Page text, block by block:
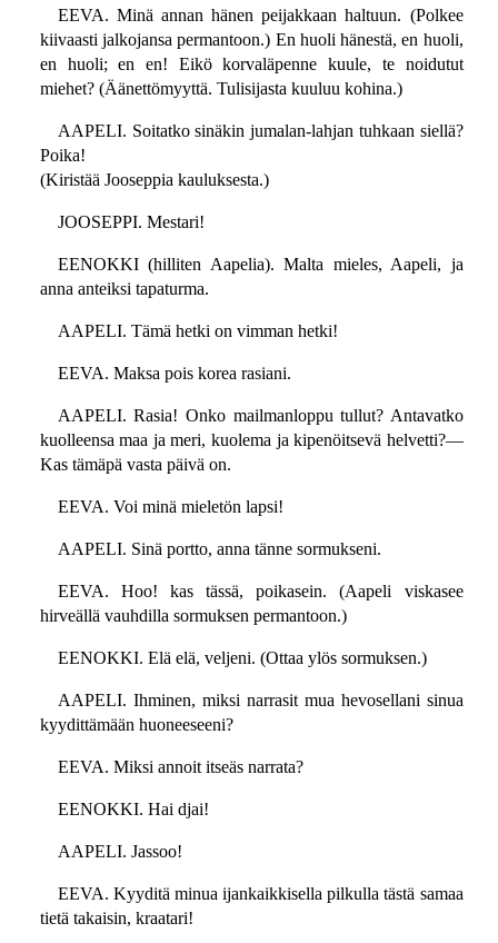
EEVA. Minä annan hänen peijakkaan haltuun. (Polkee
kiivaasti jalkojansa permantoon.) En huoli hänestä, en huoli,
en huoli; en en! Eikö korvaläpenne kuule, te noidutut
miehet? (Äänettömyyttä. Tulisijasta kuuluu kohina.)
AAPELI. Soitatko sinäkin jumalan-lahjan tuhkaan siellä?
Poika!
(Kiristää Jooseppia kauluksesta.)
JOOSEPPI. Mestari!
EENOKKI (hilliten Aapelia). Malta mieles, Aapeli, ja
anna anteiksi tapaturma.
AAPELI. Tämä hetki on vimman hetki!
EEVA. Maksa pois korea rasiani.
AAPELI. Rasia! Onko mailmanloppu tullut? Antavatko
kuolleensa maa ja meri, kuolema ja kipenöitsevä helvetti?—
Kas tämäpä vasta päivä on.
EEVA. Voi minä mieletön lapsi!
AAPELI. Sinä portto, anna tänne sormukseni.
EEVA. Hoo! kas tässä, poikasein. (Aapeli viskasee
hirveällä vauhdilla sormuksen permantoon.)
EENOKKI. Elä elä, veljeni. (Ottaa ylös sormuksen.)
AAPELI. Ihminen, miksi narrasit mua hevosellani sinua
kyydittämään huoneeseeni?
EEVA. Miksi annoit itseäs narrata?
EENOKKI. Hai djai!
AAPELI. Jassoo!
EEVA. Kyyditä minua ijankaikkisella pilkulla tästä samaa
tietä takaisin, kraatari!